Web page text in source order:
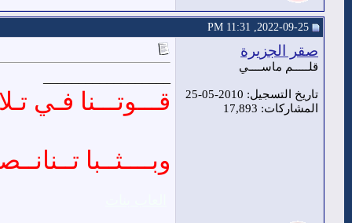
صقر الجزيرة
قلـــــم ماســــي
تاريخ التسجيل: 2010-05-25
المشاركات: 17,893
قـــوتـــنا فـي
وبــــثــبا